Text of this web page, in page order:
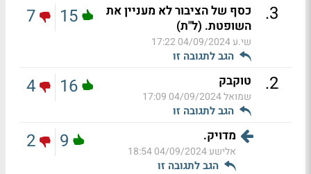
3
.
כסף של הציבור לא מעניין את
השופטת. (ל"ת)
שי.ע04/09/2024 17:22
הגב לתגובה זו
15
7
2
. טוקבק
שמואל04/09/2024 17:09
הגב לתגובה זו
16
4
מדויק.
אלישע04/09/2024 18:54
הגב לתגובה זו
9
2